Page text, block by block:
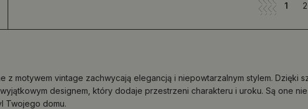
1 2
z motywem vintage zachwycają elegancją i niepowtarzalnym stylem.
designem, który dodaje przestrzeni charakteru i uroku. Są one
Twojego domu.